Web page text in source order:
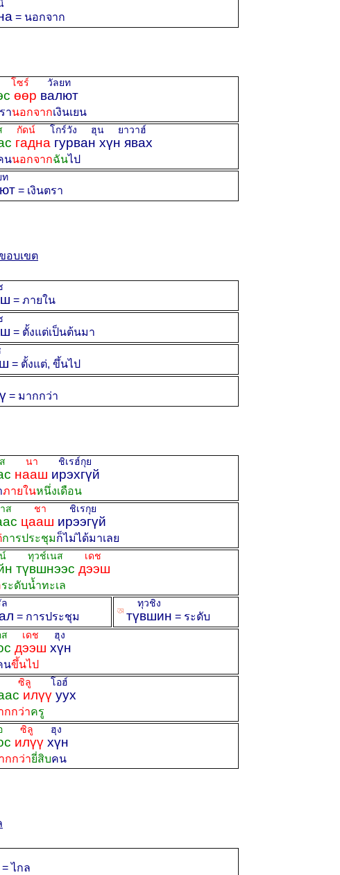
= นอกจาก
өөр валют
โซร์ วัลยท
านอกจากเงินเยน
гадна гурван хүн явах
กัดน์ โกร์วัง ฮุน ยาวาฮ์
นนอกจากฉันไป
ท
= เงินตรา
อบเขต
= ภายใน
= ตั้งแต่เป็นต้นมา
= ตั้งแต่, ขึ้นไป
= มากกว่า
нааш ирэхгүй
นา ชิเรฮ์กุย
ภายในหนึ่งเดือน
цааш ирээгүй
ส ชา ชิเรกุย
การประชุมก็ไม่ได้มาเลย
түвшнээс дээш
น์ ทุวช์เนส เดช
ระดับน้ำทะเล
= การประชุม ꡐ түвшин
ทุวชิง
= ระดับ
дээш хүн
เดช ฮุง
นขึ้นไป
илүү уух
ซิลู โอฮ์
กกว่าครู
илүү хүн
ซิลู ฮุง
กกว่ายี่สิบคน
= ไกล